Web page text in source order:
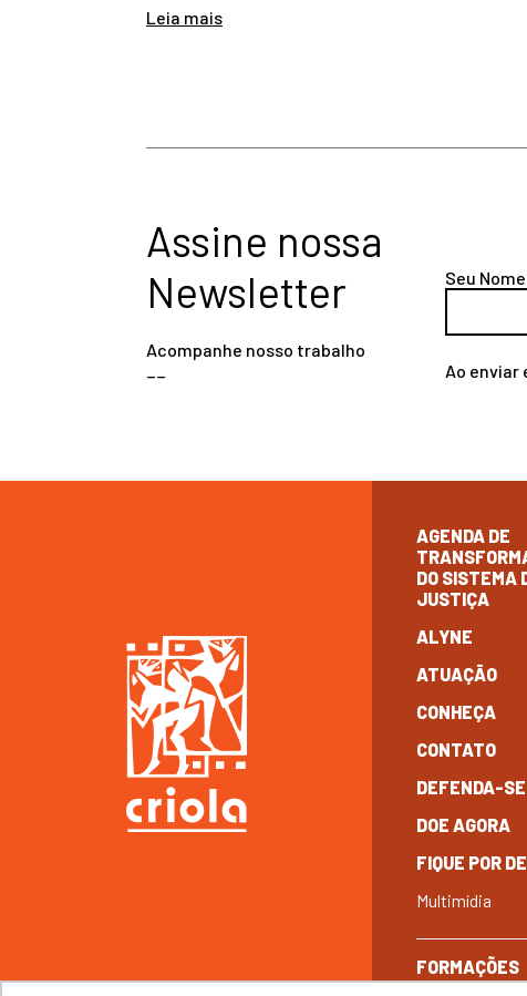
Leia mais
Assine nossa
Newsletter
Acompanhe nosso trabalho
Seu
Ao enviar
AGENDA DE
DO SISTEMA
JUSTIÇA
ALYNE
ATUAÇÃO
CONHEÇA
CONTATO
DEFENDA-SE
DOE AGORA
FIQUE POR
Multimídia
FORMAÇÕES